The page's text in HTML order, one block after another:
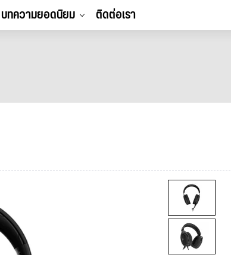
บทความยอดนิยม ติดต่อเรา